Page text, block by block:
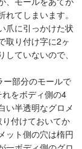
てしまいます。
爪に引っかけた状
取り付け字に2ヶ
ていないので、
部分のモールで
をボディ側の4
い半透明なグロメ
付けておいてか
ット側の穴は楕円